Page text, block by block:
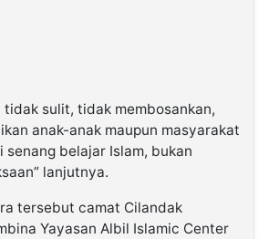
tidak sulit, tidak membosankan,
anak-anak maupun masyarakat
senang belajar Islam, bukan
lanjutnya.
tersebut camat Cilandak
Yayasan Albil Islamic Center